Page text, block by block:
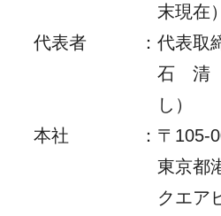
末現在）
代表者
： 代表取
石 清
し）
本社
： 〒105-
東京都
クエア